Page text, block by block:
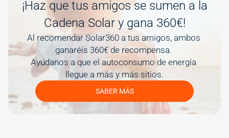
¡Haz que tus amigos se sumen a la
Cadena Solar y gana 360€!
Al recomendar Solar360 a tus amigos, ambos
ganaréis 360€ de recompensa.
Ayúdanos a que el autoconsumo de energía
llegue a más y más sitios.
SABER MÁS